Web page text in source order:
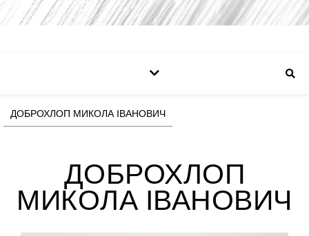
ДОБРОХЛОП МИКОЛА ІВАНОВИЧ
ДОБРОХЛОП
МИКОЛА ІВАНОВИЧ